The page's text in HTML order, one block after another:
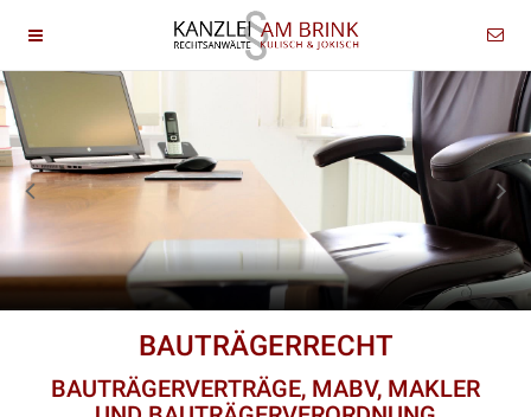
BAUTRÄGERRECHT
BAUTRÄGERVERTRÄGE, MABV, MAKLER